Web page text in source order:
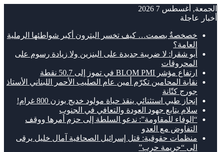
الجمعة, أغسطس 7 2026
أخبار عاجلة
خصخصةٌ بصمت… كيف تخسر البترون أكبر شواطئها الرملية
العامة؟
أبو شقرا: لا ضريبة جديدة على البنزين ولا زيادة رسوم على
المحروقات
ارتفاع مؤشر BLOM PMI في تموز إلى 50.7 نقطة
نقابة المحامين تكرّم أمين عام الصليب الأحمر اللبناني الأستاذ
جورج كتّانة
إنجاز طبي استثنائي ينقذ حياة مولود خديج بوزن 800 غرام!
سلام يتابع جهود العودة والتعافي في الجنوب
“الوفاء للمقاومة”: ندعو السلطة إلى حزم أمرها ووقف
التفاوض مع العدو
منظمات حقوقية: قتل إسرائيل الصحافية آمال خليل يرقى
الى “جريمة حرب”